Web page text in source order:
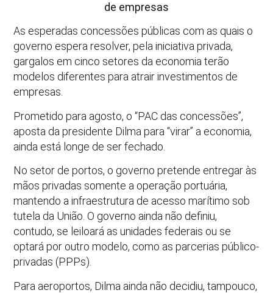
de empresas
As esperadas concessões públicas com as quais o
governo espera resolver, pela iniciativa privada,
gargalos em cinco setores da economia terão
modelos diferentes para atrair investimentos de
empresas.
Prometido para agosto, o “PAC das concessões”,
aposta da presidente Dilma para “virar” a economia,
ainda está longe de ser fechado.
No setor de portos, o governo pretende entregar às
mãos privadas somente a operação portuária,
mantendo a infraestrutura de acesso marítimo sob
tutela da União. O governo ainda não definiu,
contudo, se leiloará as unidades federais ou se
optará por outro modelo, como as parcerias público-
privadas (PPPs).
Para aeroportos, Dilma ainda não decidiu, tampouco,